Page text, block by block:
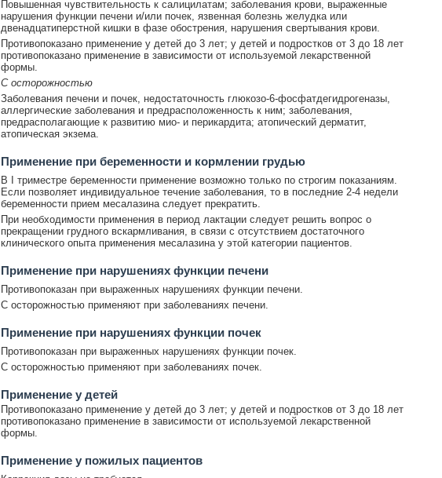
Повышенная чувствительность к салицилатам; заболевания крови, выраженные
нарушения функции печени и/или почек, язвенная болезнь желудка или
двенадцатиперстной кишки в фазе обострения, нарушения свертывания крови.
Противопоказано применение у детей до 3 лет; у детей и подростков от 3 до 18 лет
противопоказано применение в зависимости от используемой лекарственной
формы.
С осторожностью
Заболевания печени и почек, недостаточность глюкозо-6-фосфатдегидрогеназы,
аллергические заболевания и предрасположенность к ним; заболевания,
предрасполагающие к развитию мио- и перикардита; атопический дерматит,
атопическая экзема.
Применение при беременности и кормлении грудью
В I триместре беременности применение возможно только по строгим показаниям.
Если позволяет индивидуальное течение заболевания, то в последние 2-4 недели
беременности прием месалазина следует прекратить.
При необходимости применения в период лактации следует решить вопрос о
прекращении грудного вскармливания, в связи с отсутствием достаточного
клинического опыта применения месалазина у этой категории пациентов.
Применение при нарушениях функции печени
Противопоказан при выраженных нарушениях функции печени.
С осторожностью применяют при заболеваниях печени.
Применение при нарушениях функции почек
Противопоказан при выраженных нарушениях функции почек.
С осторожностью применяют при заболеваниях почек.
Применение у детей
Противопоказано применение у детей до 3 лет; у детей и подростков от 3 до 18 лет
противопоказано применение в зависимости от используемой лекарственной
формы.
Применение у пожилых пациентов